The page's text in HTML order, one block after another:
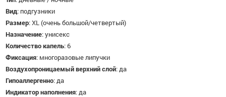
Вид: подгузники
Размер:XL (очень большой/четвертый)
Назначение:унисекс
Количество капель:6
Фиксация: многоразовые липучки
Воздухопроницаемый верхний слой:да
Гипоаллергенно:да
Индикатор наполнения:да